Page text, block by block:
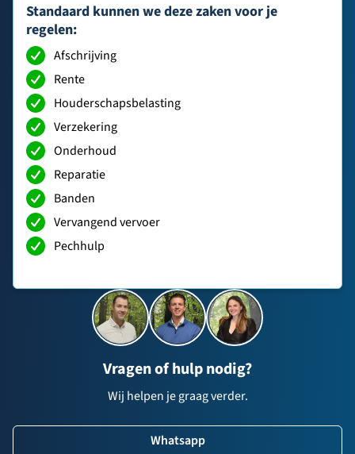
Standaard kunnen we deze zaken voor je
regelen:
Afschrijving
Rente
Houderschapsbelasting
Verzekering
Onderhoud
Reparatie
Banden
Vervangend vervoer
Pechhulp
Vragen of hulp nodig?
Wij helpen je graag verder.
Whatsapp